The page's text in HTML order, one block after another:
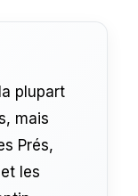
plupart
mais
Prés,
les